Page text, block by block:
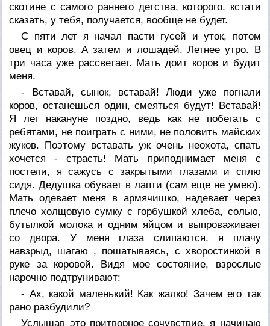
скотине с самого раннего детства, которого, кстати
сказать, у тебя, получается, вообще не будет.
С пяти лет я начал пасти гусей и уток, потом
овец и коров. А затем и лошадей. Летнее утро. В
три часа уже рассветает. Мать доит коров и будит
меня.
- Вставай, сынок, вставай! Люди уже погнали
коров, останешься один, смеяться будут! Вставай!
Я лег накануне поздно, ведь как не побегать с
ребятами, не поиграть с ними, не половить майских
жуков. Поэтому вставать уж очень неохота, спать
хочется - страсть! Мать приподнимает меня с
постели, я сажусь с закрытыми глазами и сплю
сидя. Дедушка обувает в лапти (сам еще не умею).
Мать одевает меня в армячишко, надевает через
плечо холщовую сумку с горбушкой хлеба, солью,
бутылкой молока и одним яйцом и выпроваживает
со двора. У меня глаза слипаются, я плачу
навзрыд, шагаю , пошатываясь, с хворостинкой в
руке за коровой. Видя мое состояние, взрослые
нарочно подтрунивают:
- Ах, какой маленький! Как жалко! Зачем его так
рано разбудили?
Услышав это притворное сочувствие, я начинаю